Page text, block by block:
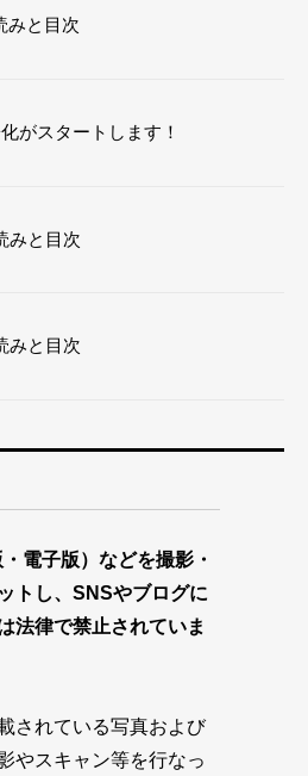
みと目次
がスタートします！
みと目次
みと目次
電子版）などを撮影・
トし、SNSやブログに
法律で禁止されていま
されている写真および
やスキャン等を行なっ